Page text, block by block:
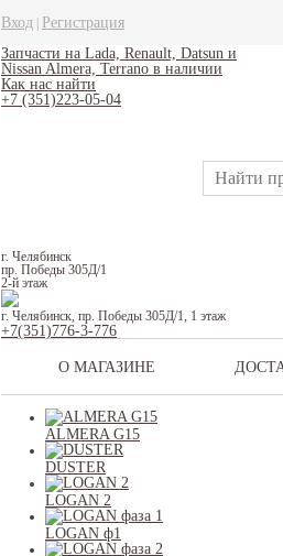
Вход
Регистрация
Запчасти на Lada, Renault, Datsun и
Nissan Almera, Terrano в наличии
Как нас найти
+7 (351)223-05-04
г. Челябинск
пр. Победы 305Д/1
2-й этаж
г. Челябинск, пр. Победы 305Д/1, 1 этаж
+7(351)776-3-776
О МАГАЗИНЕ
ALMERA G15
DUSTER
LOGAN 2
LOGAN ф1